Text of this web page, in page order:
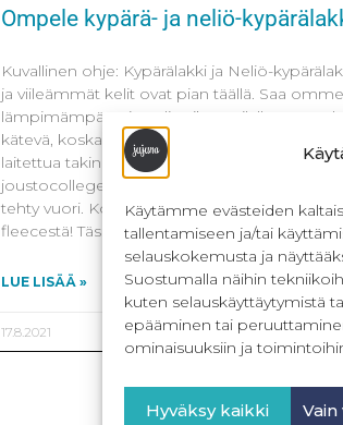
Käytämme evästeiden
tallentamiseen ja/tai
selauskokemusta ja
Suostumalla näihin
kuten selauskäyttäytymistä
epääminen tai
ominaisuuksiin ja
Hyväksy kaikki
Ompele kypärä- ja neliö-
Kuvallinen ohje: Kypärälakki ja Neliö-
ja viileämmät kelit ovat pian täällä. Saa
lämpimämpää pipaa lippiksen tilalle.
kätevä, koska se suojaa niskaa, kaulaa ja sen
laitettua takin ja haalarin alle. Mallikappaleet
joustocollegesta ja molemmissa on
tehty vuori. Kokeile myös villaneuloksesta tai
fleecestä! Tässä
LUE LISÄÄ »
17.8.2021